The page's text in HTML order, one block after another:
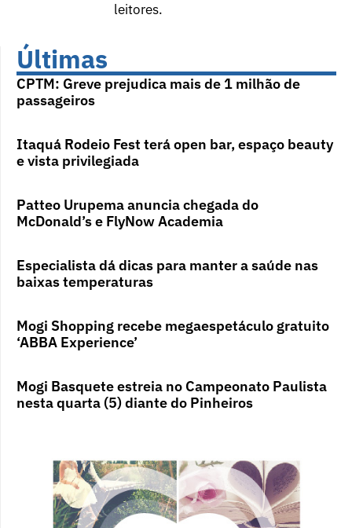
leitores.
Últimas
CPTM: Greve prejudica mais de 1 milhão de
passageiros
Itaquá Rodeio Fest terá open bar, espaço beauty
e vista privilegiada
Patteo Urupema anuncia chegada do
McDonald’s e FlyNow Academia
Especialista dá dicas para manter a saúde nas
baixas temperaturas
Mogi Shopping recebe megaespetáculo gratuito
‘ABBA Experience’
Mogi Basquete estreia no Campeonato Paulista
nesta quarta (5) diante do Pinheiros